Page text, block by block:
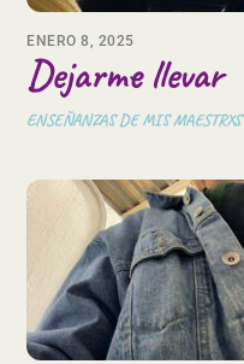
ENERO 8, 2025
Dejarme llevar
ENSEÑANZAS DE MIS MAESTRXS